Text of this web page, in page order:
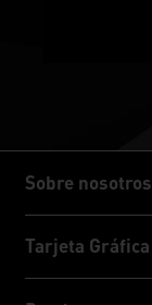
Sobre nosotros
Sobre nosotros
Tarjeta Gráfica